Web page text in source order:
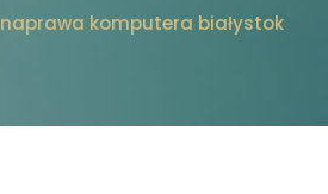
naprawa komputera białystok